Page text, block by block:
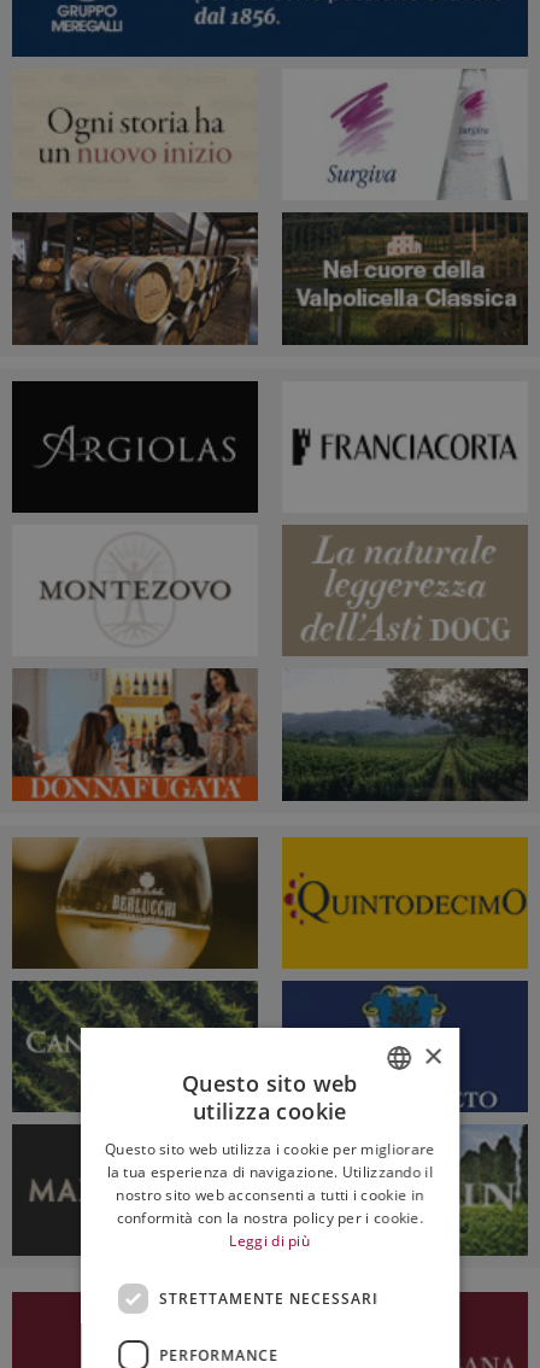
ENGLISH
×
Questo sito web
utilizza cookie
Questo sito web utilizza i cookie per migliorare
la tua esperienza di navigazione. Utilizzando il
nostro sito web acconsenti a tutti i cookie in
conformità con la nostra policy per i cookie.
Leggi di più
STRETTAMENTE NECESSARI
PERFORMANCE